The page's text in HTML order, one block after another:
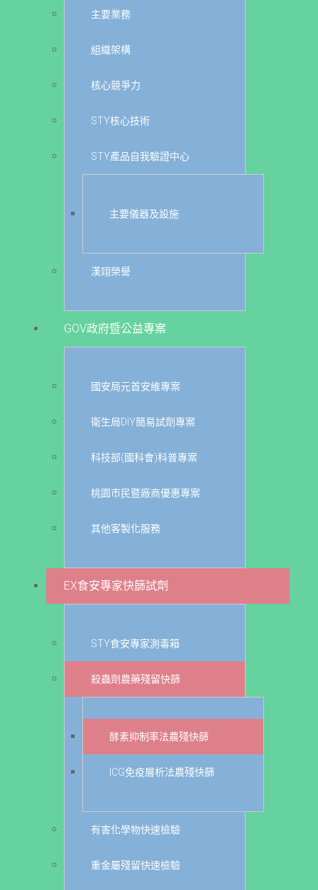
主要業務
組織架構
核心競爭力
STY核心技術
STY產品自我驗證中心
主要儀器及設施
漢翊榮譽
GOV政府暨公益專案
國安局元首安維專案
衛生局DIY簡易試劑專案
科技部(國科會)科普專案
桃園市民暨廠商優惠專案
其他客製化服務
EX食安專家快篩試劑
STY食安專家測毒箱
殺蟲劑農藥殘留快篩
酵素抑制率法農殘快篩
ICG免疫層析法農殘快篩
有害化學物快速檢驗
重金屬殘留快速檢驗